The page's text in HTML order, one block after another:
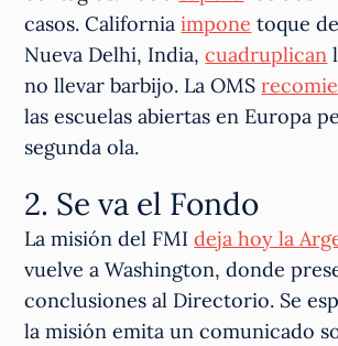
casos. Californiaimpone toque
Nueva Delhi, India,cuadruplican
no llevar barbijo. La OMS
las escuelas abiertas en Europa
segunda ola.
2. Se va el Fondo
La misión del FMIdeja hoy la
vuelve a Washington, donde
conclusiones al Directorio. Se
la misión emita un comunicado